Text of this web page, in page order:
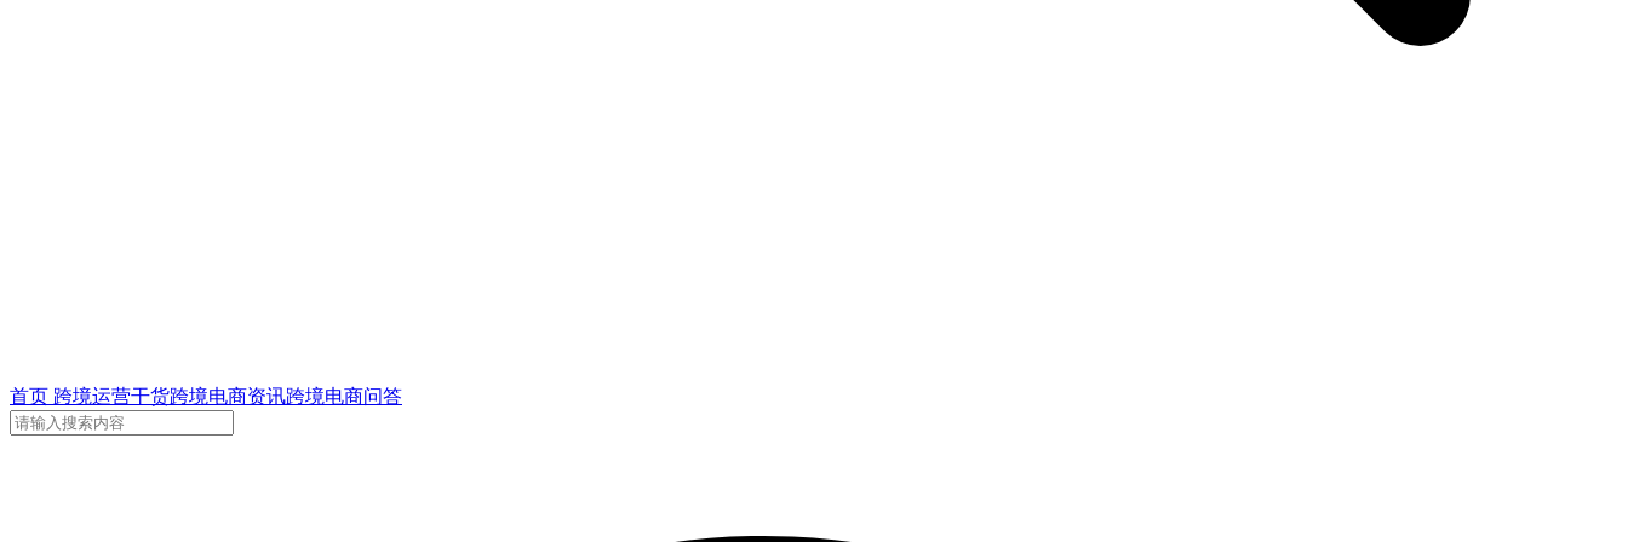
首页 跨境运营干货跨境电商资讯跨境电商问答